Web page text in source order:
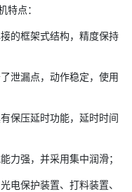
特点：
的框架式结构，精度保持
泄漏点，动作稳定，使用
保压延时功能，延时时间
力强，并采用集中润滑；
电保护装置、打料装置、